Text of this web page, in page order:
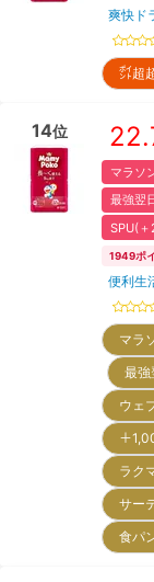
爽快ド
㌽超
14位
マラソ
最強翌
SPU(＋
1949ポ
便利生
マラ
最
ウェ
＋
ラク
サー
食パ